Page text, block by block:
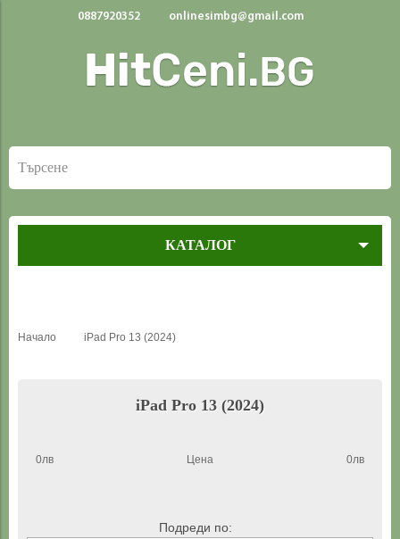
0887920352 onlinesimbg@gmail.com
КАТАЛОГ
Начало iPad Pro 13 (2024)
iPad Pro 13 (2024)
0лв 0лв
Цена
Подреди по: